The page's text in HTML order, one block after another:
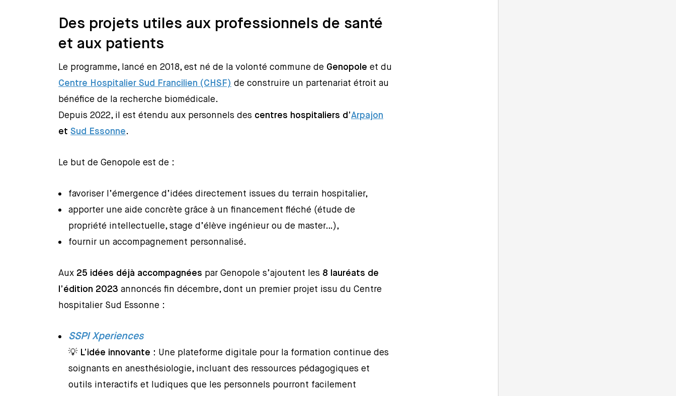
Des projets utiles aux professionnels de santé
et aux patients
Le programme, lancé en 2018, est né de la volonté commune de Genopole et du
Centre Hospitalier Sud Francilien (CHSF) de construire un partenariat étroit au
bénéfice de la recherche biomédicale.
Depuis 2022, il est étendu aux personnels des centres hospitaliers d’Arpajon
etSud Essonne.
Le but de Genopole est de :
favoriser l’émergence d’idées directement issues du terrain hospitalier,
apporter une aide concrète grâce à un financement fléché (étude de
propriété intellectuelle, stage d’élève ingénieur ou de master…),
fournir un accompagnement personnalisé.
Aux 25 idées déjà accompagnées par Genopole s’ajoutent les 8 lauréats de
l’édition 2023 annoncés fin décembre, dont un premier projet issu du Centre
hospitalier Sud Essonne :
SSPI Xperiences
💡 L’idée innovante : Une plateforme digitale pour la formation continue des
soignants en anesthésiologie, incluant des ressources pédagogiques et
outils interactifs et ludiques que les personnels pourront facilement